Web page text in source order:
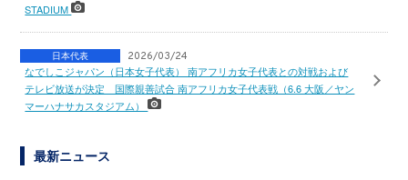
STADIUM
日本代表 2026/03/24
なでしこジャパン（日本女子代表） 南アフリカ女子代表との対戦および
テレビ放送が決定 国際親善試合 南アフリカ女子代表戦（6.6 大阪／ヤン
マーハナサカスタジアム）
最新ニュース